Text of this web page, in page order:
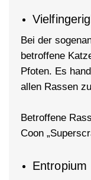
Bei der
betroffene
Pfoten. Es
allen Rassen
Betroffene
Coon
Entropium